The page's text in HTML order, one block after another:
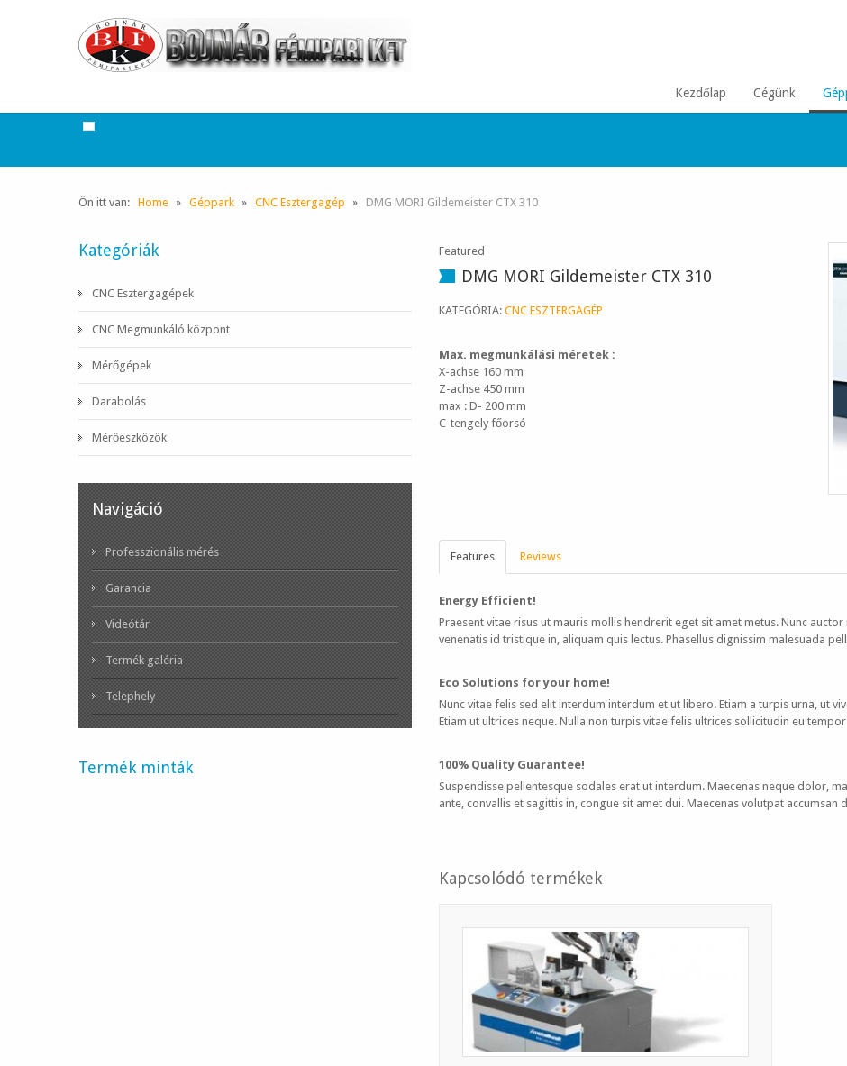
Kezdőlap Cégünk
Ön itt van: Home Géppark CNC Esztergagép DMG MORI Gildemeister CTX 310
Featured
DMG MORI Gildemeister CTX 310
KATEGÓRIA: CNC ESZTERGAGÉP
Max. megmunkálási méretek :
X-achse 160 mm
Z-achse 450 mm
max : D- 200 mm
C-tengely főorsó
Features Reviews
Energy Efficient!
Praesent vitae risus ut mauris mollis hendrerit eget sit amet metus. Nunc
venenatis id tristique in, aliquam quis lectus. Phasellus dignissim malesuada
Eco Solutions for your home!
Nunc vitae felis sed elit interdum interdum et ut libero. Etiam a turpis urna, ut
Etiam ut ultrices neque. Nulla non turpis vitae felis ultrices sollicitudin eu
100% Quality Guarantee!
Suspendisse pellentesque sodales erat ut interdum. Maecenas neque dolor,
ante, convallis et sagittis in, congue sit amet dui. Maecenas volutpat accumsan
Kapcsolódó termékek
Kategóriák
CNC Esztergagépek
CNC Megmunkáló központ
Mérőgépek
Darabolás
Mérőeszközök
Navigáció
Professzionális mérés
Garancia
Videótár
Termék galéria
Telephely
Termék minták